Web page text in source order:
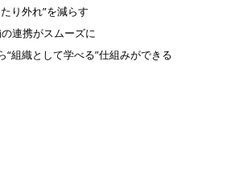
り外れ”を減らす
連携がスムーズに
“組織として学べる”仕組みができる